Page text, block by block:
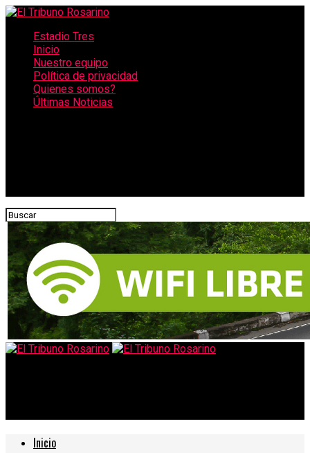
Estadio Tres
Inicio
Nuestro equipo
Política de privacidad
Quienes somos?
Últimas Noticias
Inicio